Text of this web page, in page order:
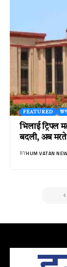
FEATURED
भिलाई ट्रिपल
बदली, अब
BYHUM VATAN